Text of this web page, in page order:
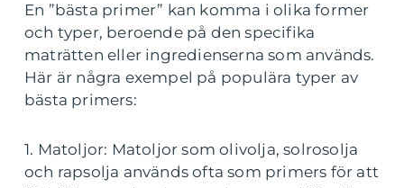
En ”bästa primer” kan komma i olika former
och typer, beroende på den specifika
maträtten eller ingredienserna som används.
Här är några exempel på populära typer av
bästa primers:
1. Matoljor: Matoljor som olivolja, solrosolja
och rapsolja används ofta som primers för att